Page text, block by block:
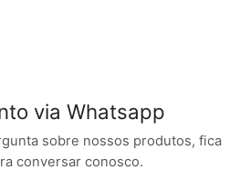
via Whatsapp
sobre nossos produtos, fica
conversar conosco.